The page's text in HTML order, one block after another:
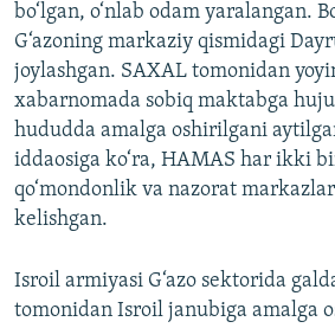
bo‘lgan, o‘nlab odam yaralangan.
G‘azoning markaziy qismidagi
joylashgan. SAXAL tomonidan
xabarnomada sobiq maktabga
hududda amalga oshirilgani
iddaosiga ko‘ra, HAMAS har ikki
qo‘mondonlik va nazorat
kelishgan.
Isroil armiyasi G‘azo sektorida
tomonidan Isroil janubiga amalga